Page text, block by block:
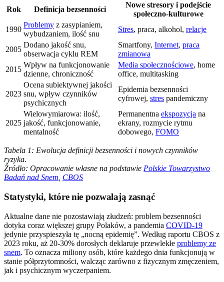
Rok Definicja bezsenności
Nowe stresory i podejście
społeczno-kulturowe
1990
Problemy z zasypianiem,
wybudzaniem, ilość snu
Stres, praca, alkohol, relacje
2005
Dodano jakość snu,
obserwacja cyklu REM
Smartfony, Internet, praca
zmianowa
2015
Wpływ na funkcjonowanie
dzienne, chroniczność
Media społecznościowe, home
office, multitasking
2023
Ocena subiektywnej jakości
snu, wpływ czynników
psychicznych
Epidemia bezsenności
cyfrowej, stres pandemiczny
2025
Wielowymiarowa: ilość,
jakość, funkcjonowanie,
mentalność
Permanentna ekspozycja na
ekrany, rozmycie rytmu
dobowego, FOMO
Tabela 1: Ewolucja definicji bezsenności i nowych czynników
ryzyka.
Źródło: Opracowanie własne na podstawie Polskie Towarzystwo
Badań nad Snem CBOS
Statystyki, które nie pozwalają zasnąć
Aktualne dane nie pozostawiają złudzeń: problem bezsenności
dotyka coraz większej grupy Polaków, a pandemia COVID-19
jedynie przyspieszyła tę „nocną epidemię”. Według raportu CBOS z
2023 roku, aż 20-30% dorosłych deklaruje przewlekłe problemy ze
snem. To oznacza miliony osób, które każdego dnia funkcjonują w
stanie półprzytomności, walcząc zarówno z fizycznym zmęczeniem,
jak i psychicznym wyczerpaniem.